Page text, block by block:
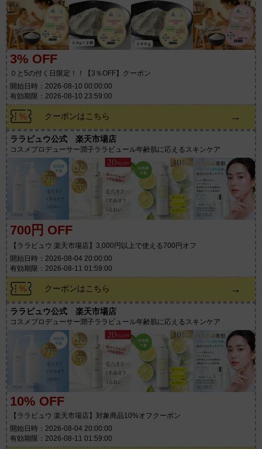
3% OFF
０と5の付く日限定！！【3％OFF】クーポン
開始日時：2026-08-10 00:00:00
有効期限：2026-08-10 23:59:00
クーポンはこちら →
ララビュウ公式 楽天市場店
コスメプロデューサー潤子ララビュール年齢肌に応えるスキンケア
700円 OFF
【ララビュウ 楽天市場店】3,000円以上で使える700円オフ
開始日時：2026-08-04 20:00:00
有効期限：2026-08-11 01:59:00
クーポンはこちら →
ララビュウ公式 楽天市場店
コスメプロデューサー潤子ララビュール年齢肌に応えるスキンケア
10% OFF
【ララビュウ 楽天市場店】対象商品10%オフクーポン
開始日時：2026-08-04 20:00:00
有効期限：2026-08-11 01:59:00